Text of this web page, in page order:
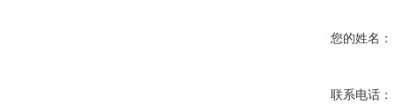
您的姓名：
联系电话：